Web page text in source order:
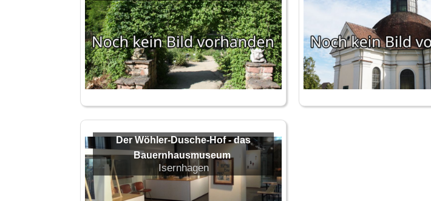
Der Wöhler-Dusche-Hof - das
Bauernhausmuseum
Isernhagen